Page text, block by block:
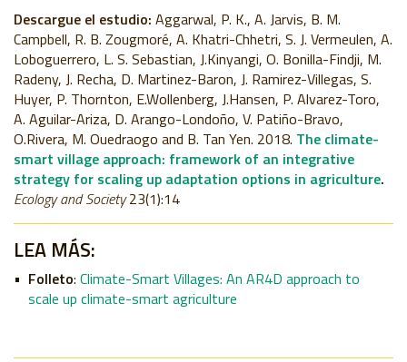
Descargue el estudio: Aggarwal, P. K., A. Jarvis, B. M.
Campbell, R. B. Zougmoré, A. Khatri-Chhetri, S. J. Vermeulen, A.
Loboguerrero, L. S. Sebastian, J.Kinyangi, O. Bonilla-Findji, M.
Radeny, J. Recha, D. Martinez-Baron, J. Ramirez-Villegas, S.
Huyer, P. Thornton, E.Wollenberg, J.Hansen, P. Alvarez-Toro,
A. Aguilar-Ariza, D. Arango-Londoño, V. Patiño-Bravo,
O.Rivera, M. Ouedraogo and B. Tan Yen. 2018. The climate-
smart village approach: framework of an integrative
strategy for scaling up adaptation options in agriculture.
Ecology and Society23(1):14
LEA MÁS:
Folleto: Climate-Smart Villages: An AR4D approach to
scale up climate-smart agriculture